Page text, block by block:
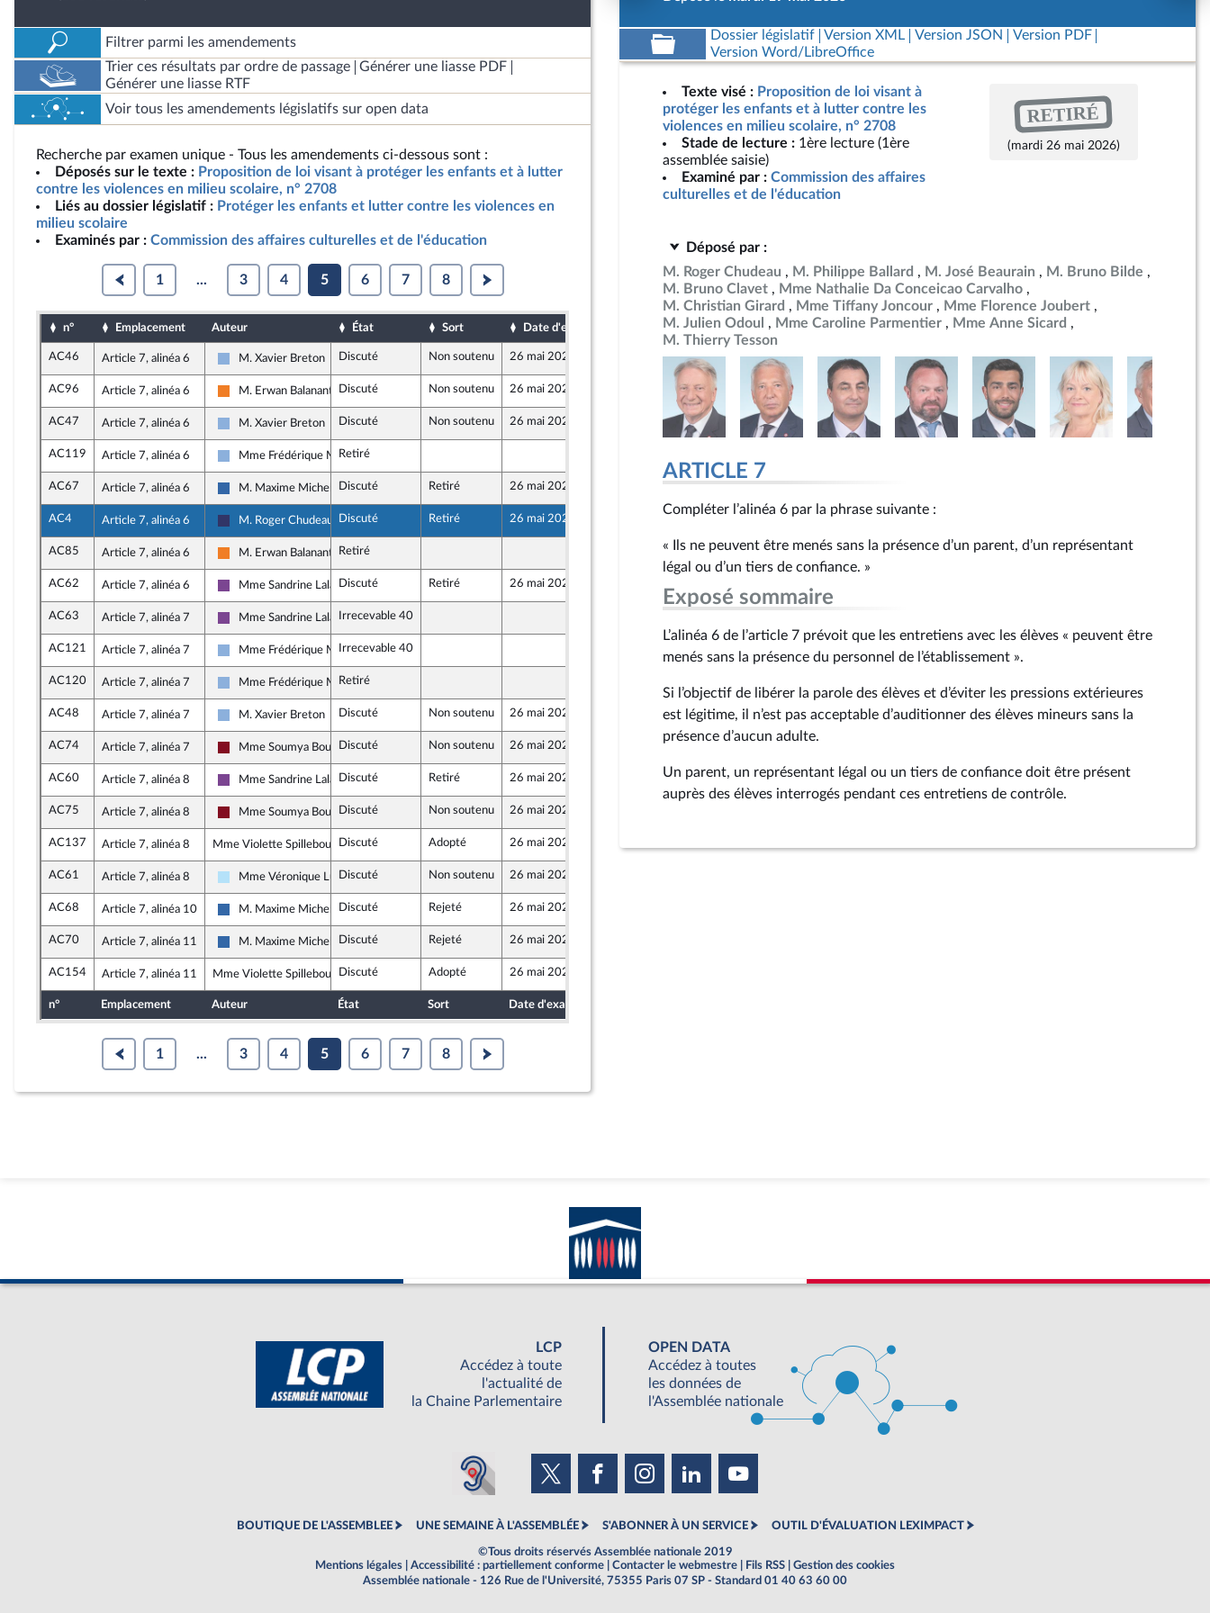
Filtrer parmi les amendements
Trier ces résultats par ordre de passage
Générer une liasse PDF
Générer une liasse RTF
Voir tous les amendements législatifs sur open data
Recherche par examen unique - Tous les amendements ci-dessous sont :
Déposés sur le texte : Proposition de loi visant à protéger les enfants et à lutter
contre les violences en milieu scolaire, n° 2708
Liés au dossier législatif : Protéger les enfants et lutter contre les violences en
milieu scolaire
Examinés par : Commission des affaires culturelles et de l'éducation
1 ... 3 4 5 6 7 8
n° Emplacement Auteur État Sort Date d'examen Date de dépôt
AC46 Article 7, alinéa 6
Droite Républicaine
M. Xavier Breton Discuté Non soutenu 26 mai 2026 21 mai 2026
AC96 Article 7, alinéa 6
Les Démocrates
M. Erwan Balanant Discuté Non soutenu 26 mai 2026 21 mai 2026
AC47 Article 7, alinéa 6
Droite Républicaine
M. Xavier Breton Discuté Non soutenu 26 mai 2026 21 mai 2026
AC119 Article 7, alinéa 6
Droite Républicaine
Mme Frédérique Meunier
Retiré
AC67 Article 7, alinéa 6
Union des droites pour la République
M. Maxime MicheletDiscuté Retiré 26 mai 2026 21 mai 2026
AC4 Article 7, alinéa 6
Rassemblement National
M. Roger Chudeau Discuté Retiré 26 mai 2026
AC85 Article 7, alinéa 6
Les Démocrates
M. Erwan Balanant Retiré 21 mai 2026
AC62 Article 7, alinéa 6
Ensemble pour la République
Mme Sandrine LalanneDiscuté Retiré 26 mai 2026
AC63 Article 7, alinéa 7
Ensemble pour la République
Mme Sandrine LalanneIrrecevable 40
AC121 Article 7, alinéa 7
Droite Républicaine
Mme Frédérique MeunierIrrecevable 40
AC120 Article 7, alinéa 7
Droite Républicaine
Mme Frédérique Meunier
Retiré
AC48 Article 7, alinéa 7
Droite Républicaine
M. Xavier Breton Discuté Non soutenu 26 mai 2026 21 mai 2026
AC74 Article 7, alinéa 7
Gauche Démocrate et Républicaine
Mme Soumya Bourouaha
Discuté Non soutenu 26 mai 2026 21 mai 2026
AC60 Article 7, alinéa 8
Ensemble pour la République
Mme Sandrine LalanneDiscuté Retiré 26 mai 2026 21 mai 2026
AC75 Article 7, alinéa 8
Gauche Démocrate et Républicaine
Mme Soumya Bourouaha
Discuté Non soutenu 26 mai 2026
AC137 Article 7, alinéa 8 Mme Violette Spillebout, rapporteure
Discuté Adopté 26 mai 2026
AC61 Article 7, alinéa 8
Horizons & Indépendants
Mme Véronique Ludmann
Discuté Non soutenu 26 mai 2026
AC68 Article 7, alinéa 10
Union des droites pour la République
M. Maxime MicheletDiscuté Rejeté 26 mai 2026
AC70 Article 7, alinéa 11
Union des droites pour la République
M. Maxime MicheletDiscuté Rejeté 26 mai 2026
AC154 Article 7, alinéa 11 Mme Violette Spillebout, rapporteure
Discuté Adopté 26 mai 2026
n° Emplacement Auteur État Sort Date d'examen
1 ... 3 4 5 6 7 8
Dossier législatif Version XML Version JSON
Version PDF
Version Word/LibreOffice
Texte visé : Proposition de loi visant à
protéger les enfants et à lutter contre les
violences en milieu scolaire, n° 2708
Stade de lecture : 1ère lecture (1ère
assemblée saisie)
Examiné par : Commission des affaires
culturelles et de l'éducation
RETIRÉ
(mardi 26 mai 2026)
Déposé par :
M. Roger Chudeau
M. Philippe Ballard M. José Beaurain
M. Bruno Bilde
M. Bruno Clavet
Mme Nathalie Da Conceicao Carvalho
M. Christian Girard
Mme Tiffany Joncour
Mme Florence Joubert
M. Julien Odoul
Mme Caroline Parmentier
Mme Anne Sicard
M. Thierry Tesson
ARTICLE 7
Compléter l’alinéa 6 par la phrase suivante :
« Ils ne peuvent être menés sans la présence d’un parent, d’un représentant
légal ou d’un tiers de confiance. »
Exposé sommaire
L’alinéa 6 de l’article 7 prévoit que les entretiens avec les élèves « peuvent être
menés sans la présence du personnel de l’établissement ».
Si l’objectif de libérer la parole des élèves et d’éviter les pressions extérieures
est légitime, il n’est pas acceptable d’auditionner des élèves mineurs sans la
présence d’aucun adulte.
Un parent, un représentant légal ou un tiers de confiance doit être présent
auprès des élèves interrogés pendant ces entretiens de contrôle.
LCP
Accédez à toute
l'actualité de
la Chaine Parlementaire
OPEN DATA
Accédez à toutes
les données de
l'Assemblée nationale
BOUTIQUE DE L'ASSEMBLEE UNE SEMAINE À L'ASSEMBLÉE S'ABONNER À UN SERVICE OUTIL D'ÉVALUATION LEXIMPACT
©Tous droits réservés Assemblée nationale 2019
Mentions légales
Accessibilité : partiellement conforme Contacter le webmestre Fils RSS
Gestion des cookies
Assemblée nationale - 126 Rue de l'Université, 75355 Paris 07 SP - Standard 01 40 63 60 00